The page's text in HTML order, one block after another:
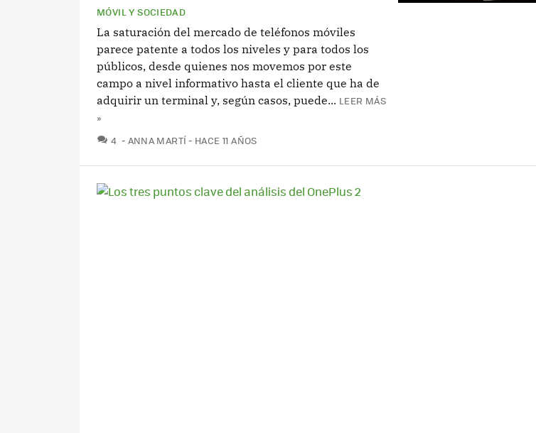
MÓVIL Y SOCIEDAD
La saturación del mercado de teléfonos móviles
parece patente a todos los niveles y para todos los
públicos, desde quienes nos movemos por este
campo a nivel informativo hasta el cliente que ha de
adquirir un terminal y, según casos, puede... LEER MÁS
»
4 COMENTARIOS
ANNA MARTÍ HACE 11 AÑOS